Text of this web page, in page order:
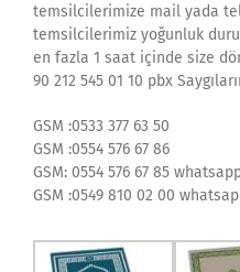
temsilcilerimize mail yada
temsilcilerimiz yoğunluk
en fazla 1 saat içinde size
90 212 545 01 10 pbx
GSM :0533 377 63 50
GSM :0554 576 67 86
GSM: 0554 576 67 85
GSM :0549 810 02 00